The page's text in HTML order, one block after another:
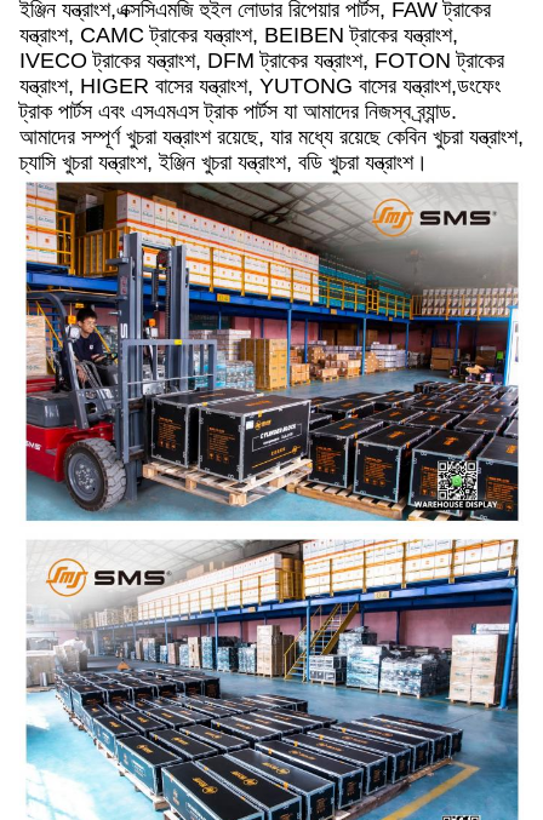
ইঞ্জিন যন্ত্রাংশ,এক্সসিএমজি হুইল লোডার রিপেয়ার পার্টস, FAW ট্রাকের
যন্ত্রাংশ, CAMC ট্রাকের যন্ত্রাংশ, BEIBEN ট্রাকের যন্ত্রাংশ,
IVECO ট্রাকের যন্ত্রাংশ, DFM ট্রাকের যন্ত্রাংশ, FOTON ট্রাকের
যন্ত্রাংশ, HIGER বাসের যন্ত্রাংশ, YUTONG বাসের যন্ত্রাংশ,ডংফেং
ট্রাক পার্টস এবং এসএমএস ট্রাক পার্টস যা আমাদের নিজস্ব ব্র্যান্ড.
আমাদের সম্পূর্ণ খুচরা যন্ত্রাংশ রয়েছে, যার মধ্যে রয়েছে কেবিন খুচরা যন্ত্রাংশ,
চ্যাসি খুচরা যন্ত্রাংশ, ইঞ্জিন খুচরা যন্ত্রাংশ, বডি খুচরা যন্ত্রাংশ।